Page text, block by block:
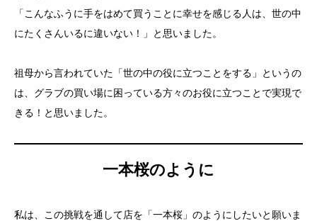
「こんなふうに手をはめて買うことに幸せを感じる人は、世の中
にたくさんいるに違いない！」と思いました。
祖母から言われていた「世の中の役に立つことをする」というの
は、グラブの買い場に困っている方々のお役に立つことで実現で
きる！と思いました。
一本桜のように
私は、この挑戦を通して店を「一本桜」のようにしたいと願いま